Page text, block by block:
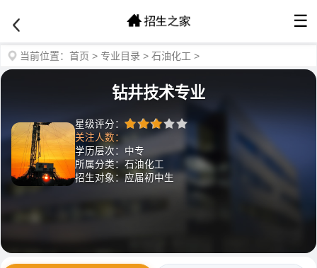
☰
当前位置： 首页 > 专业目录 > 石油化工 >
钻井技术专业
星级评分：
关注人数：
学历层次：中专
所属分类：石油化工
招生对象：应届初中生